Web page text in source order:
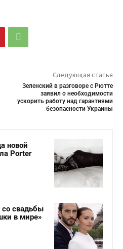
Следующая статья
Зеленский в разговоре с Рютте
заявил о необходимости
ускорить работу над гарантиями
безопасности Украины
новой
Porter
со свадьбы
в мире»